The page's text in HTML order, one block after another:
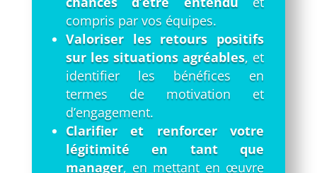
compris par vos équipes.
Valoriser les retours positifs
sur les situations agréables, et
identifier les bénéfices en
termes de motivation et
d’engagement.
Clarifier et renforcer votre
légitimité en tant que
manager, en mettant en œuvre